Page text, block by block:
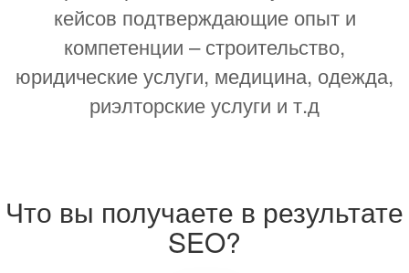
кейсов подтверждающие опыт и
компетенции – строительство,
юридические услуги, медицина, одежда,
риэлторские услуги и т.д
Что вы получаете в результате
SEO?